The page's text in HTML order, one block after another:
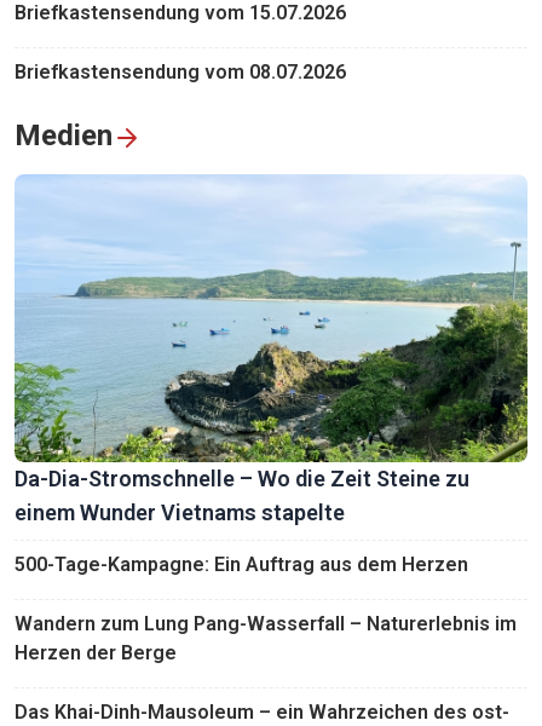
Briefkastensendung vom 15.07.2026
Briefkastensendung vom 08.07.2026
Medien
Da-Dia-Stromschnelle – Wo die Zeit Steine zu
einem Wunder Vietnams stapelte
500-Tage-Kampagne: Ein Auftrag aus dem Herzen
Wandern zum Lung Pang-Wasserfall – Naturerlebnis im
Herzen der Berge
Das Khai-Dinh-Mausoleum – ein Wahrzeichen des ost-